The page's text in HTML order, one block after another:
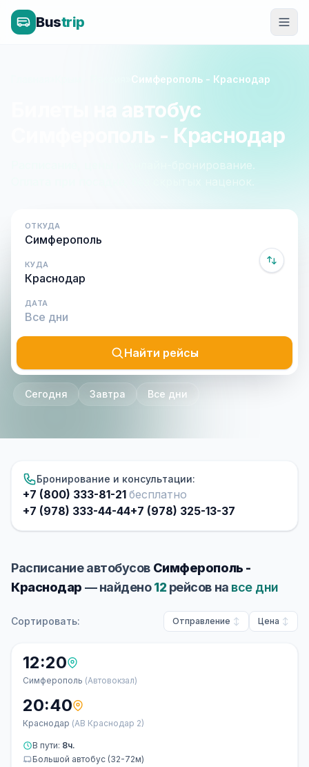
Bustrip
Симферополь - Краснодар
Билеты на автобус
Симферополь - Краснодар
Расписание, цены и онлайн-бронирование.
Оплата при посадке, без скрытых наценок.
ОТКУДА
КУДА
ДАТА
Найти рейсы
Сегодня Завтра Все дни
Бронирование и консультации:
+7 (800) 333-81-21 бесплатно
+7 (978) 333-44-44+7 (978) 325-13-37
Расписание автобусов Симферополь -
Краснодар — найдено12рейсов на все дни
Сортировать: Отправление Цена
12:20
Симферополь (Автовокзал)
20:40
Краснодар (АВ Краснодар 2)
В пути: 8ч.
Большой автобус (32-72м)